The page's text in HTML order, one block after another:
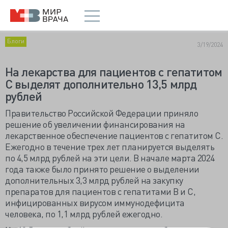
Блоги 3/19/2024
На лекарства для пациентов с гепатитом
С выделят дополнительно 13,5 млрд
рублей
Правительство Российской Федерации приняло
решение об увеличении финансирования на
лекарственное обеспечение пациентов с гепатитом С.
Ежегодно в течение трех лет планируется выделять
по 4,5 млрд рублей на эти цели. В начале марта 2024
года также было принято решение о выделении
дополнительных 3,3 млрд рублей на закупку
препаратов для пациентов с гепатитами В и С,
инфицированных вирусом иммунодефицита
человека, по 1,1 млрд рублей ежегодно.